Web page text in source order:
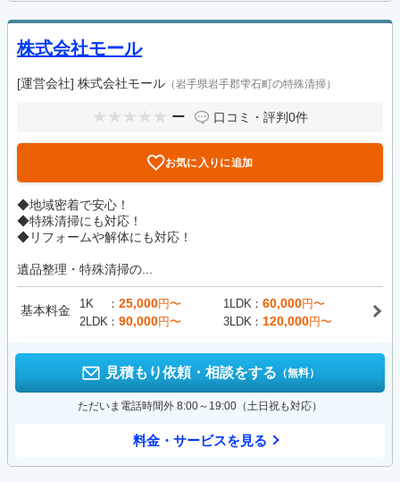
株式会社モール
[運営会社] 株式会社モール （岩手県岩手郡雫石町の特殊清掃）
ー 口コミ・評判0件
お気に入りに追加
◆地域密着で安心！
◆特殊清掃にも対応！
◆リフォームや解体にも対応！
遺品整理・特殊清掃の...
基本料金 1K 25,000円〜 1LDK 60,000円〜
2LDK
90,000円〜 3LDK 120,000円〜
見積もり依頼・相談をする （無料）
ただいま電話時間外 8:00～19:00（土日祝も対応）
料金・サービスを見る